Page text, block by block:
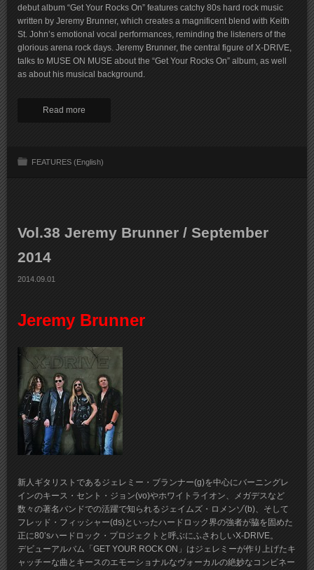
debut album “Get Your Rocks On” features catchy 80s hard rock music
written by Jeremy Brunner, which creates a magnificent blend with Keith
St. John’s emotional vocal performances, reminding the listeners of the
glorious arena rock days. Jeremy Brunner, the central figure of X-DRIVE,
talks to MUSE ON MUSE about the “Get Your Rocks On” album, as well
as about his musical background.
Read more
FEATURES (English)
Vol.38 Jeremy Brunner / September
2014
2014.09.01
Jeremy Brunner
新人ギタリストであるジェレミー・ブランナー(g)を中心にバーニングレ
インのキース・セント・ジョン(vo)やホワイトライオン、メガデスなど
数々の著名バンドでの活躍で知られるジェイムズ・ロメンゾ(b)、そして
フレッド・フィッシャー(ds)といったハードロック界の強者が脇を固めた
正に80’sハードロック・プロジェクトと呼ぶにふさわしいX-DRIVE。
デビューアルバム「GET YOUR ROCK ON」はジェレミーが作り上げたキ
ャッチーな曲とキースのエモーショナルなヴォーカルの絶妙なコンビネー